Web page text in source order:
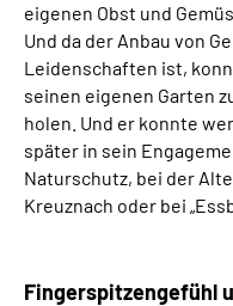
eigenen Obst und
Und da der Anbau von
Leidenschaften ist,
seinen eigenen Garten
holen. Und er konnte
später in sein
Naturschutz, bei der
Kreuznach oder bei
Fingerspitzengefühl